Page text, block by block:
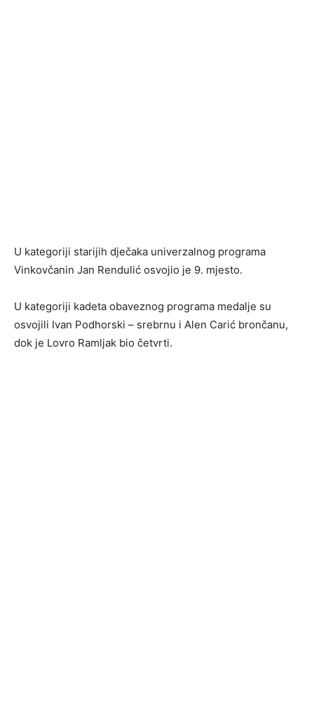
U kategoriji starijih dječaka univerzalnog programa
Vinkovčanin Jan Rendulić osvojio je 9. mjesto.
U kategoriji kadeta obaveznog programa medalje su
osvojili Ivan Podhorski – srebrnu i Alen Carić brončanu,
dok je Lovro Ramljak bio četvrti.